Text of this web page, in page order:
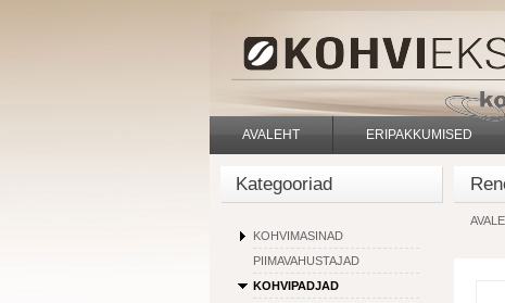
AVALEHT ERIPAKKUMISED
Kategooriad
KOHVIMASINAD
PIIMAVAHUSTAJAD
KOHVIPADJAD